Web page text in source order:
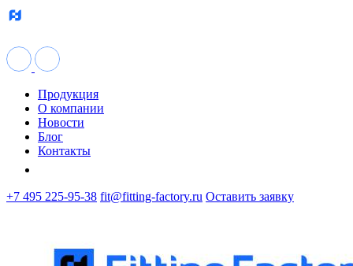
Продукция
О компании
Новости
Блог
Контакты
+7 495 225-95-38 fit@fitting-factory.ru Оставить заявку